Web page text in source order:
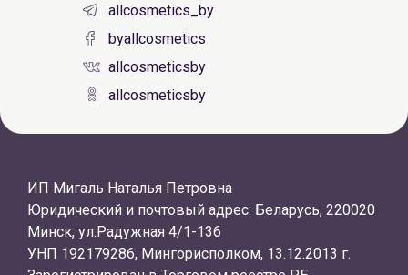
allcosmetics_by
byallcosmetics
allcosmeticsby
allcosmeticsby
ИП Мигаль Наталья Петровна
Юридический и почтовый адрес: Беларусь, 220020
Минск, ул.Радужная 4/1-136
УНП 192179286, Мингорисполком, 13.12.2013 г.